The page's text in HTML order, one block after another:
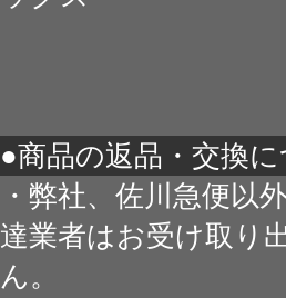
●商品の返品・交換
・弊社、佐川急便以
達業者はお受け取り
ん。